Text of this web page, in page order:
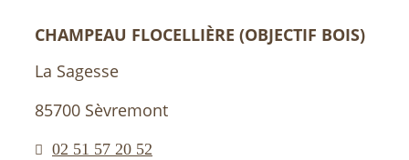
CHAMPEAU FLOCELLIÈRE (OBJECTIF BOIS)
La Sagesse
85700 Sèvremont
02 51 57 20 52